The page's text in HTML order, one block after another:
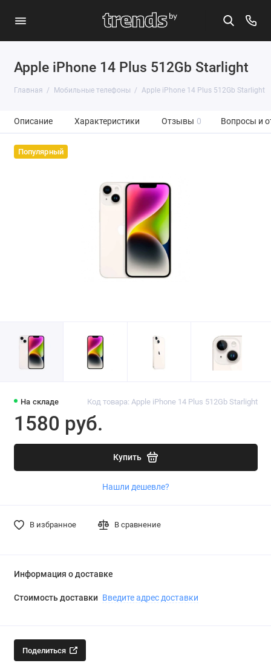
Apple iPhone 14 Plus 512Gb Starlight
Главная Мобильные телефоны Apple iPhone 14 Plus 512Gb Starlight
Описание Характеристики Отзывы 0 Вопросы и
Популярный
На складе Код товара: Apple iPhone 14 Plus 512Gb Starlight
1580 руб.
Купить
Нашли дешевле?
В избранное В сравнение
Информация о доставке
Стоимость доставки Введите адрес доставки
Поделиться